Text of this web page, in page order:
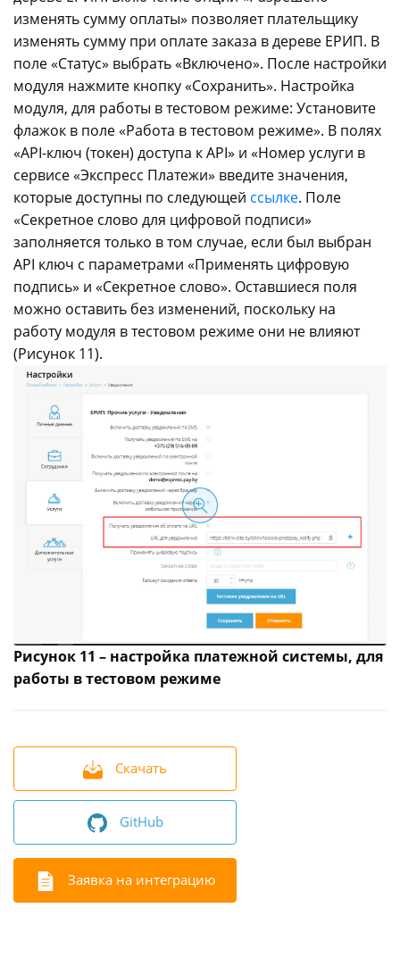
изменять сумму оплаты» позволяет плательщику
изменять сумму при оплате заказа в дереве ЕРИП. В
поле «Статус» выбрать «Включено». После настройки
модуля нажмите кнопку «Сохранить». Настройка
модуля, для работы в тестовом режиме: Установите
флажок в поле «Работа в тестовом режиме». В полях
«API-ключ (токен) доступа к API» и «Номер услуги в
сервисе «Экспресс Платежи» введите значения,
которые доступны по следующей ссылке. Поле
«Секретное слово для цифровой подписи»
заполняется только в том случае, если был выбран
API ключ с параметрами «Применять цифровую
подпись» и «Секретное слово». Оставшиеся поля
можно оставить без изменений, поскольку на
работу модуля в тестовом режиме они не влияют
(Рисунок 11).
Рисунок 11 – настройка платежной системы, для
работы в тестовом режиме
Скачать
GitHub
Заявка на интеграцию